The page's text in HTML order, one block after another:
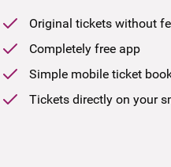
Original tickets without
Completely free app
Simple mobile ticket
Tickets directly on your